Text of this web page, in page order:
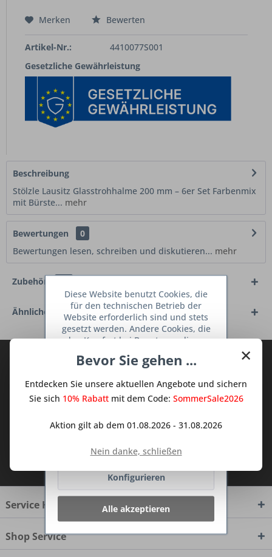
Merken Bewerten
Artikel-Nr.:
4410077S001
Gesetzliche Gewährleistung
Beschreibung
Stölzle Lausitz Glasstrohhalme 200 mm – 6er Set Farbenmix
mit Bürste... mehr
Bewertungen
0
Bewertungen lesen, schreiben und diskutieren... mehr
Zubehör
Ähnliche Artikel
Abonnieren Sie den kostenlosen Deine
Sie keine Neuigkeit oder Aktion mehr aus
dem Traum Küchen - Shop.
Ich habe dieDatenschutzbestimmungen
zur Kenntnis genommen.
Service Hotline
Shop Service
×
Bevor Sie gehen ...
Entdecken Sie unsere aktuellen Angebote und sichern
Sie sich 10% Rabattmit dem Code: SommerSale2026
Aktion gilt ab dem 01.08.2026 - 31.08.2026
Nein danke, schließen
Diese Website benutzt Cookies, die
für den technischen Betrieb der
Website erforderlich sind und stets
gesetzt werden. Andere Cookies, die
den Komfort bei Benutzung dieser
dienen oder die Interaktion mit
Netzwerken vereinfachen sollen,
werden nur mit Ihrer Zustimmung
Ablehnen
Konfigurieren
Alle akzeptieren